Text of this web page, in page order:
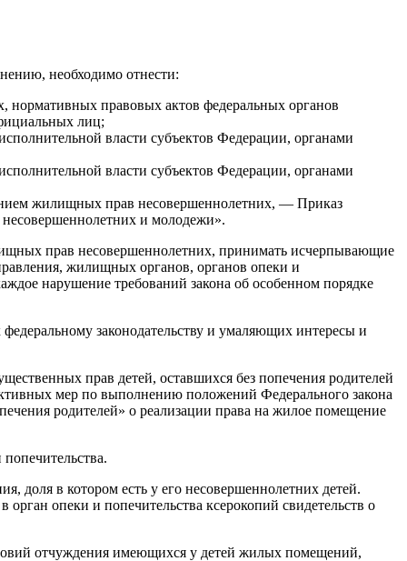
необходимо отнести:
нормативных правовых актов федеральных органов
лиц;
власти субъектов Федерации, органами
власти субъектов Федерации, органами
жилищных прав несовершеннолетних, — Приказ
несовершеннолетних и молодежи».
прав несовершеннолетних, принимать исчерпывающие
жилищных органов, органов опеки и
нарушение требований закона об особенном порядке
законодательству и умаляющих интересы и
прав детей, оставшихся без попечения родителей
мер по выполнению положений Федерального закона
родителей» о реализации права на жилое помещение
доля в котором есть у его несовершеннолетних детей.
опеки и попечительства ксерокопий свидетельств о
отчуждения имеющихся у детей жилых помещений,